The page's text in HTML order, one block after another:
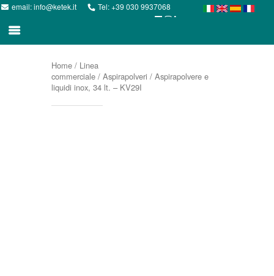
email:info@ketek.it Tel:+39 030 9937068
Home / Linea
commerciale / Aspirapolveri / Aspirapolvere e
liquidi inox, 34 lt. – KV29I